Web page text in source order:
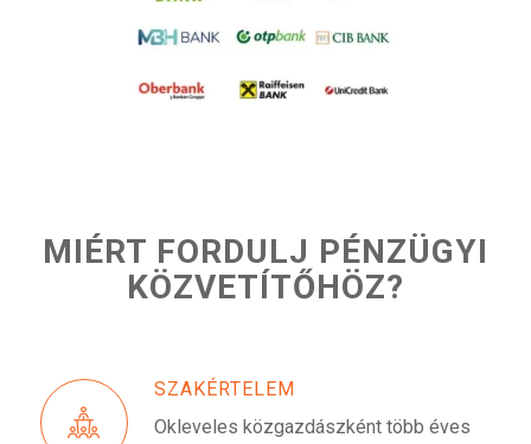
MIÉRT FORDULJ PÉNZÜGYI
KÖZVETÍTŐHÖZ?
SZAKÉRTELEM
Okleveles közgazdászként több éves